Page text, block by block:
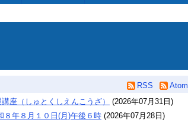
RSS
Atom
座（しゅとくしえんこうざ）
(2026年07月31日 )
８年８月１０日(月)午後６時 (2026年07月28日 )